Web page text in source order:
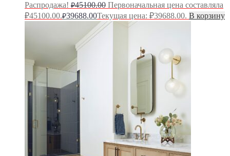
Распродажа! ₽45100.00 Первоначальная цена составляла
₽45100.00.₽39688.00Текущая цена: ₽39688.00. В корзину